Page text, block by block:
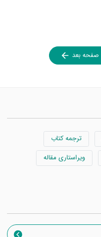
صفحه بعد
ترجمه کتاب
ویراستاری مقاله